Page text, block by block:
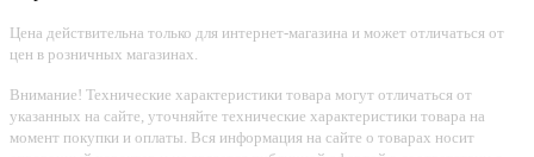
Цена действительна только для интернет-магазина и может отличаться от
цен в розничных магазинах.
Внимание! Технические характеристики товара могут отличаться от
указанных на сайте, уточняйте технические характеристики товара на
момент покупки и оплаты. Вся информация на сайте о товарах носит